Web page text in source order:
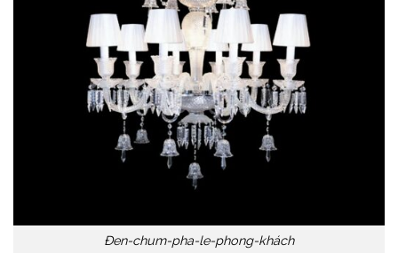
Đen-chum-pha-le-phong-khách